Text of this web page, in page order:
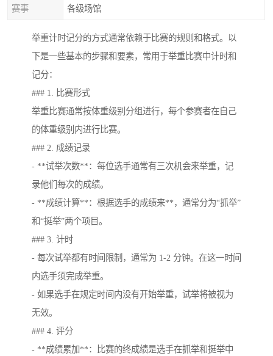
赛事 各级场馆
举重计时记分的方式通常依赖于比赛的规则和格式。以
下是一些基本的步骤和要素，常用于举重比赛中计时和
记分：
### 1. 比赛形式
举重比赛通常按体重级别分组进行，每个参赛者在自己
的体重级别内进行比赛。
### 2. 成绩记录
- **试举次数**：每位选手通常有三次机会来举重，记
录他们每次的成绩。
- **成绩计算**：根据选手的成绩来**，通常分为“抓举”
和“挺举”两个项目。
### 3. 计时
- 每次试举都有时间限制，通常为 1-2 分钟。在这一时间
内选手须完成举重。
- 如果选手在规定时间内没有开始举重，试举将被视为
无效。
### 4. 评分
- **成绩累加**：比赛的终成绩是选手在抓举和挺举中